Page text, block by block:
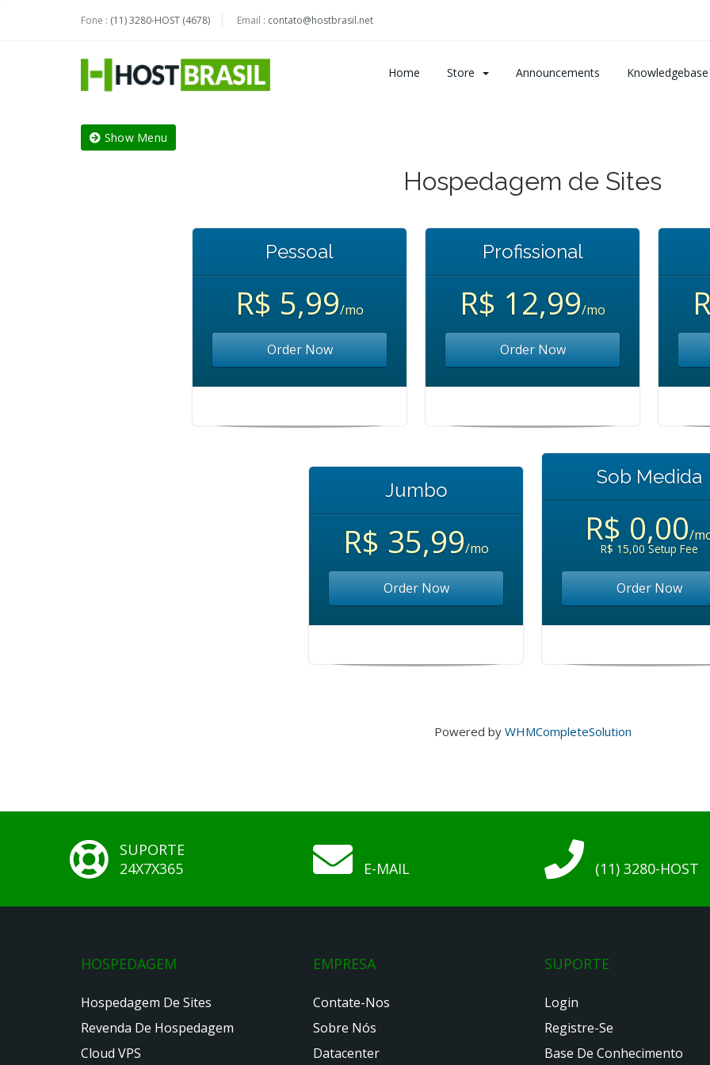
Fone : (11) 3280-HOST (4678) Email : contato@hostbrasil.net
Home Store Announcements Knowledgebase
Show Menu
Hospedagem de Sites
Pessoal
R$ 5,99/mo
Order Now
Profissional
R$ 12,99/mo
Order Now
Jumbo
R$ 35,99/mo
Order Now
Sob Medida
R$ 0,00/
R$ 15,00 Setup Fee
Order Now
Powered by WHMCompleteSolution
SUPORTE
24X7X365
E-MAIL (11) 3280-HOST
HOSPEDAGEM
Hospedagem De Sites
Revenda De Hospedagem
Cloud VPS
EMPRESA
Contate-Nos
Sobre Nós
Datacenter
SUPORTE
Login
Registre-Se
Base De Conhecimento